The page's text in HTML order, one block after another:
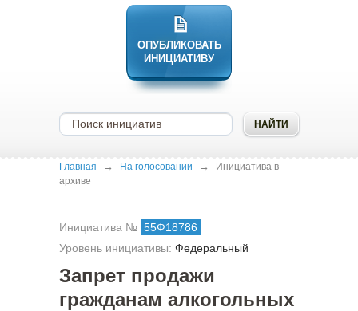
ОПУБЛИКОВАТЬ
ИНИЦИАТИВУ
Главная → На голосовании →
Инициатива в
архиве
Инициатива № 55Ф18786
Уровень инициативы: Федеральный
Запрет продажи
гражданам алкогольных